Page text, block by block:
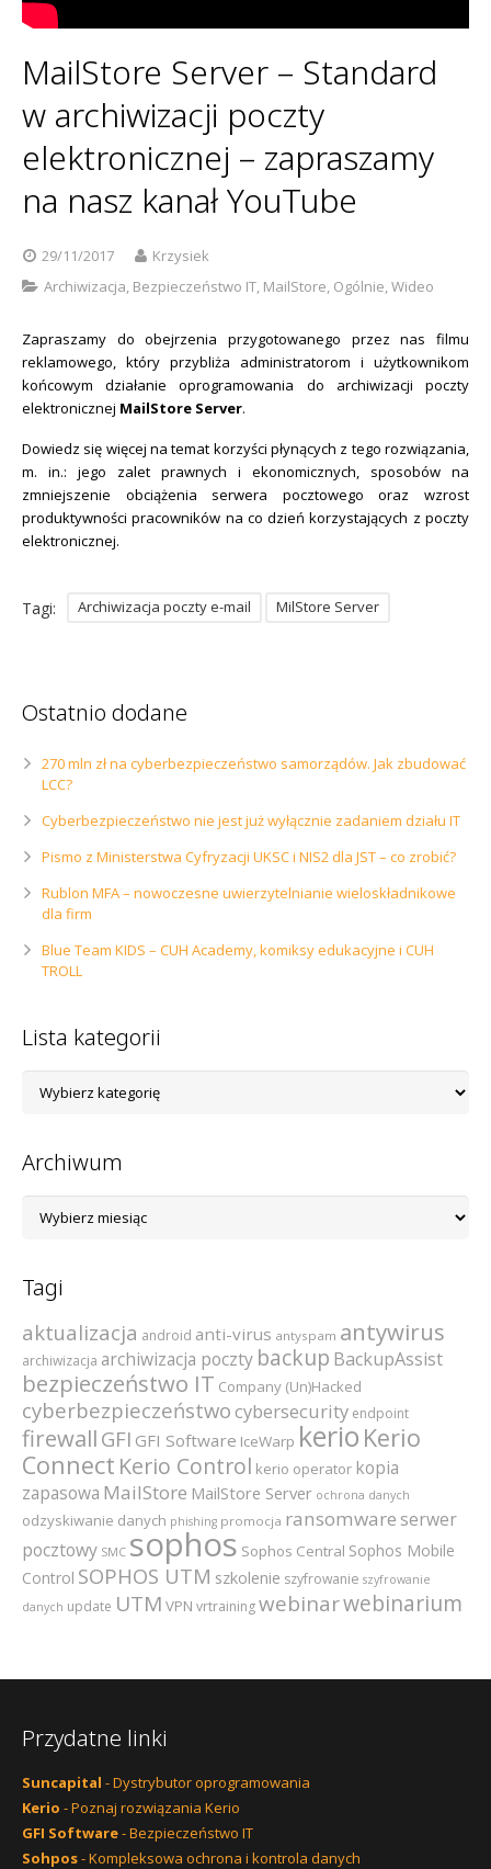
Sophos
Polityka prywatności
MailStore Server – Standard
w archiwizacji poczty
elektronicznej – zapraszamy
na nasz kanał YouTube
29/11/2017
Krzysiek
Archiwizacja Bezpieczeństwo IT MailStore Ogólnie Wideo
Zapraszamy do obejrzenia przygotowanego przez nas filmu
reklamowego, który przybliża administratorom i użytkownikom
końcowym działanie oprogramowania do archiwizacji poczty
elektronicznej MailStore Server.
Dowiedz się więcej na temat korzyści płynących z tego rozwiązania,
m. in.: jego zalet prawnych i ekonomicznych, sposobów na
zmniejszenie obciążenia serwera pocztowego oraz wzrost
produktywności pracowników na co dzień korzystających z poczty
elektronicznej.
Tagi: Archiwizacja poczty e-mail MilStore Server
Ostatnio dodane
270 mln zł na cyberbezpieczeństwo samorządów. Jak zbudować
LCC?
Cyberbezpieczeństwo nie jest już wyłącznie zadaniem działu IT
Pismo z Ministerstwa Cyfryzacji UKSC i NIS2 dla JST – co zrobić?
Rublon MFA – nowoczesne uwierzytelnianie wieloskładnikowe
dla firm
Blue Team KIDS – CUH Academy, komiksy edukacyjne i CUH
TROLL
Lista kategorii
kategorii
Archiwum
Tagi
aktualizacja android anti-virus antyspam antywirus
archiwizacja archiwizacja poczty backup BackupAssist
bezpieczeństwo IT Company (Un)Hacked
cyberbezpieczeństwocybersecurity endpoint
firewall GFI GFI Software IceWarp kerio Kerio
Connect Kerio Control kerio operator kopia
zapasowa MailStore MailStore Server ochrona danych
odzyskiwanie danych phishing promocja ransomware serwer
pocztowy SMC sophos Sophos Central Sophos Mobile
Control SOPHOS UTM szkolenie szyfrowanie szyfrowanie
danych update UTM VPN vrtrainingwebinarwebinarium
Przydatne linki
Suncapital - Dystrybutor oprogramowania
Kerio - Poznaj rozwiązania Kerio
GFI Software- Bezpieczeństwo IT
Sohpos- Kompleksowa ochrona i kontrola danych